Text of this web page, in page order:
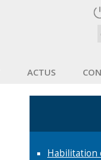
ACTUS
Habilitation